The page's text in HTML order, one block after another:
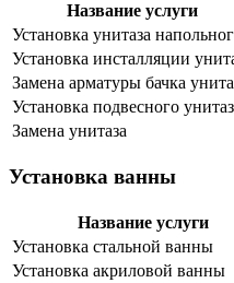
Название услуги
Установка унитаза
Установка инсталляции
Замена арматуры бачка
Установка подвесного
Замена унитаза
Установка ванны
Название услуги
Установка стальной ванны
Установка акриловой ванны